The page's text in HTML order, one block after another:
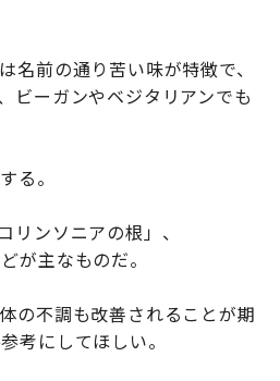
前の通り苦い味が特徴で、
ビーガンやベジタリアンでも
る。
ンソニアの根」、
が主なものだ。
の不調も改善されることが期
考にしてほしい。